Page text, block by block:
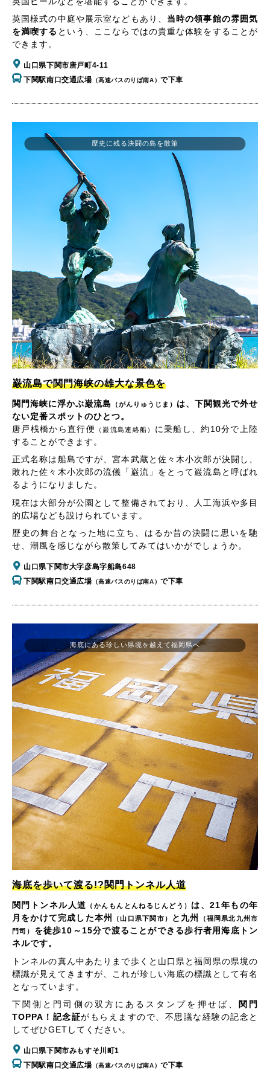
英国様式の中庭や展示室などもあり、 当時の領事館の雰囲気
を満喫する という、ここならではの貴重な体験をすることが
できます。
山口県下関市唐戸町4-11
下関駅南口交通広場 （高速バスのりば南A）で下車
歴史に残る決闘の島を散策
巌流島で関門海峡の雄大な景色を
関門海峡に浮かぶ巌流島 （がんりゅうじま） は、下関観光で外せ
ない定番スポットのひとつ。
唐戸桟橋から直行便
（巌流島連絡船）
に乗船し、約10分で上陸
することができます。
正式名称は船島ですが、宮本武蔵と佐々木小次郎が決闘し、
敗れた佐々木小次郎の流儀「巌流」をとって巌流島と呼ばれ
るようになりました。
現在は大部分が公園として整備されており、人工海浜や多目
的広場なども設けられています。
歴史の舞台となった地に立ち、はるか昔の決闘に思いを馳
せ、潮風を感じながら散策してみてはいかがでしょうか。
山口県下関市大字彦島字船島648
下関駅南口交通広場 （高速バスのりば南A）で下車
海底を歩いて渡る!?関門トンネル人道
関門トンネル人道 （かんもんとんねるじんどう） は、21年もの年
月をかけて完成した本州
（山口県下関市） と九州
（福岡県北九州市
門司）
を徒歩10～15分で渡ることができる歩行者用海底トン
ネルです。
トンネルの真ん中あたりまで歩くと山口県と福岡県の県境の
標識が見えてきますが、これが珍しい海底の標識として有名
となっています。
下関側と門司側の双方にあるスタンプを押せば、
関門
TOPPA！記念証がもらえますので、不思議な経験の記念と
してぜひGETしてください。
山口県下関市みもすそ川町1
下関駅南口交通広場 （高速バスのりば南A）で下車
海底にある珍しい県境を越えて福岡県へ